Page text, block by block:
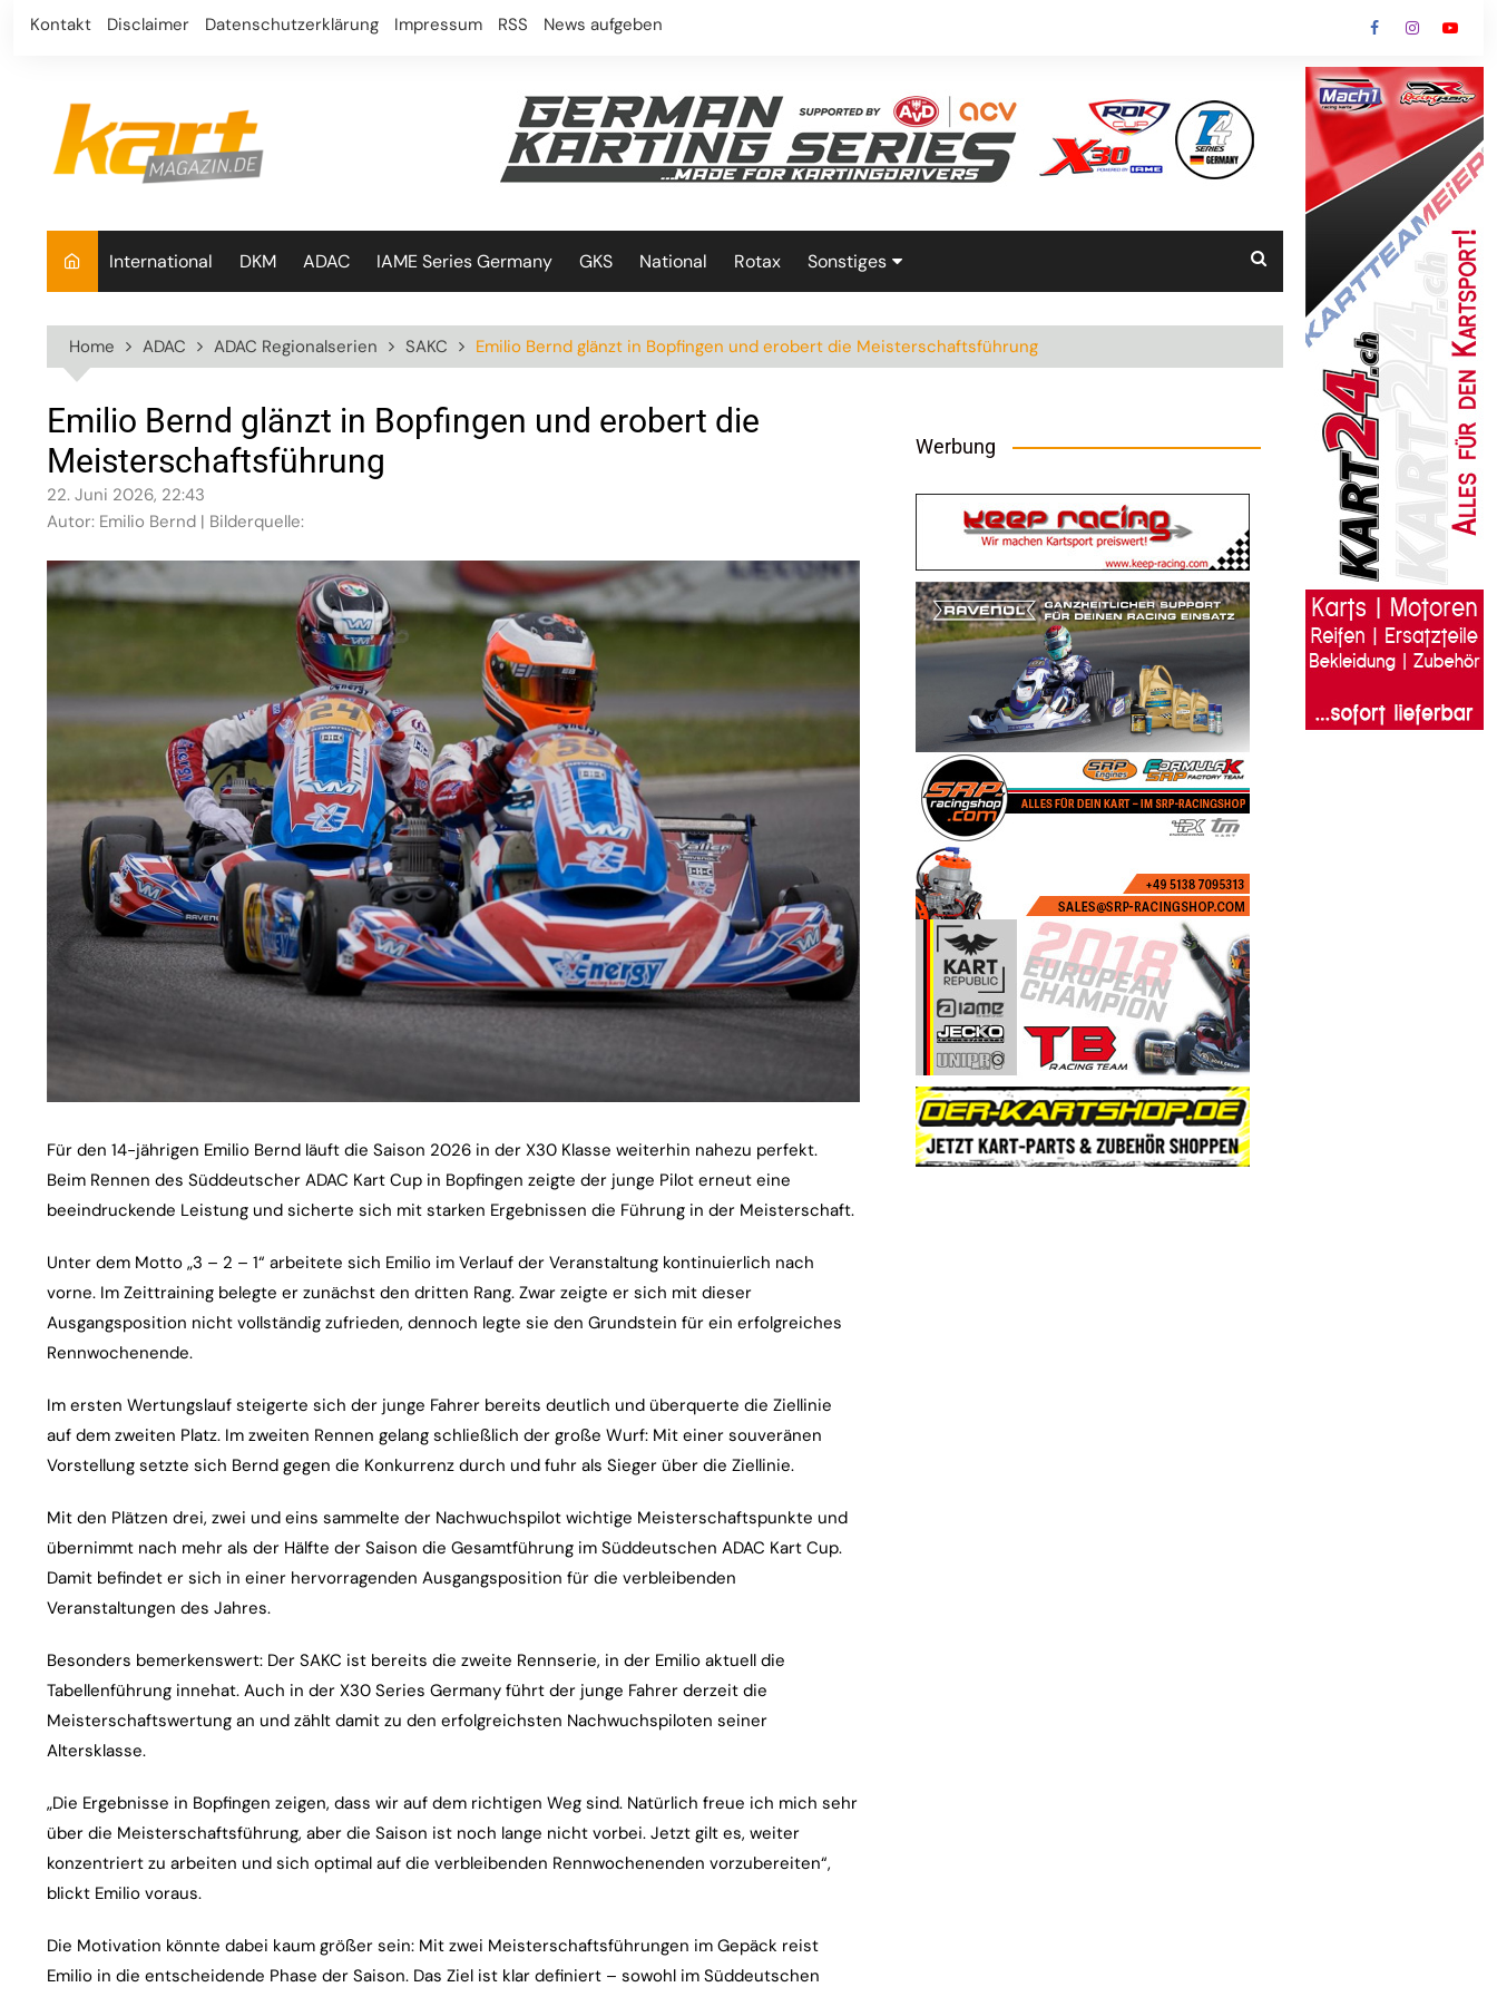
Skip
Kontakt Disclaimer Datenschutzerklärung Impressum RSS News aufgeben
International DKM ADAC IAME Series Germany GKS National Rotax Sonstiges
Home ADAC ADAC Regionalserien SAKC Emilio Bernd glänzt in Bopfingen und erobert die Meisterschaftsführung
Emilio Bernd glänzt in Bopfingen und erobert die
Meisterschaftsführung
22. Juni 2026, 22:43
Autor: Emilio Bernd | Bilderquelle:
Für den 14-jährigen Emilio Bernd läuft die Saison 2026 in der X30 Klasse weiterhin nahezu perfekt.
Beim Rennen des Süddeutscher ADAC Kart Cup in Bopfingen zeigte der junge Pilot erneut eine
beeindruckende Leistung und sicherte sich mit starken Ergebnissen die Führung in der Meisterschaft.
Unter dem Motto „3 – 2 – 1“ arbeitete sich Emilio im Verlauf der Veranstaltung kontinuierlich nach
vorne. Im Zeittraining belegte er zunächst den dritten Rang. Zwar zeigte er sich mit dieser
Ausgangsposition nicht vollständig zufrieden, dennoch legte sie den Grundstein für ein erfolgreiches
Rennwochenende.
Im ersten Wertungslauf steigerte sich der junge Fahrer bereits deutlich und überquerte die Ziellinie
auf dem zweiten Platz. Im zweiten Rennen gelang schließlich der große Wurf: Mit einer souveränen
Vorstellung setzte sich Bernd gegen die Konkurrenz durch und fuhr als Sieger über die Ziellinie.
Mit den Plätzen drei, zwei und eins sammelte der Nachwuchspilot wichtige Meisterschaftspunkte und
übernimmt nach mehr als der Hälfte der Saison die Gesamtführung im Süddeutschen ADAC Kart Cup.
Damit befindet er sich in einer hervorragenden Ausgangsposition für die verbleibenden
Veranstaltungen des Jahres.
Besonders bemerkenswert: Der SAKC ist bereits die zweite Rennserie, in der Emilio aktuell die
Tabellenführung innehat. Auch in der X30 Series Germany führt der junge Fahrer derzeit die
Meisterschaftswertung an und zählt damit zu den erfolgreichsten Nachwuchspiloten seiner
Altersklasse.
„Die Ergebnisse in Bopfingen zeigen, dass wir auf dem richtigen Weg sind. Natürlich freue ich mich sehr
über die Meisterschaftsführung, aber die Saison ist noch lange nicht vorbei. Jetzt gilt es, weiter
konzentriert zu arbeiten und sich optimal auf die verbleibenden Rennwochenenden vorzubereiten“,
blickt Emilio voraus.
Die Motivation könnte dabei kaum größer sein: Mit zwei Meisterschaftsführungen im Gepäck reist
Emilio in die entscheidende Phase der Saison. Das Ziel ist klar definiert – sowohl im Süddeutschen
Werbung